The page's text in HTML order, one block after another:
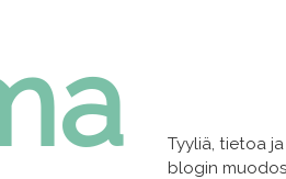
Tyyliä, tietoa
blogin